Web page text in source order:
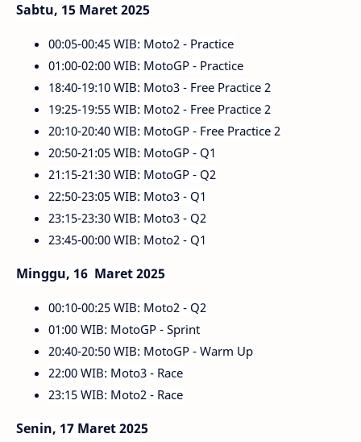
Sabtu, 15 Maret 2025
00:05-00:45 WIB: Moto2 - Practice
01:00-02:00 WIB: MotoGP - Practice
18:40-19:10 WIB: Moto3 - Free Practice 2
19:25-19:55 WIB: Moto2 - Free Practice 2
20:10-20:40 WIB: MotoGP - Free Practice 2
20:50-21:05 WIB: MotoGP - Q1
21:15-21:30 WIB: MotoGP - Q2
22:50-23:05 WIB: Moto3 - Q1
23:15-23:30 WIB: Moto3 - Q2
23:45-00:00 WIB: Moto2 - Q1
Minggu, 16 Maret 2025
00:10-00:25 WIB: Moto2 - Q2
01:00 WIB: MotoGP - Sprint
20:40-20:50 WIB: MotoGP - Warm Up
22:00 WIB: Moto3 - Race
23:15 WIB: Moto2 - Race
Senin, 17 Maret 2025